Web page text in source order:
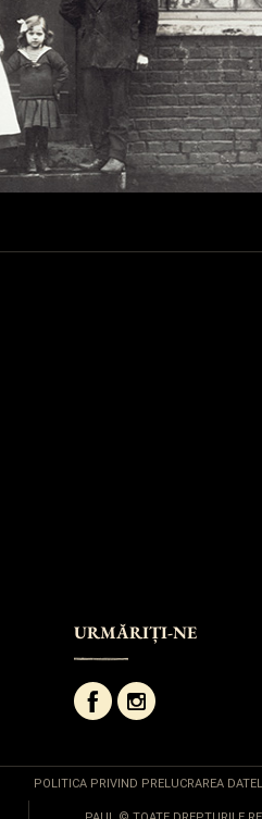
URMĂRIȚI-NE
POLITICA PRIVIND PRELUCRAREA